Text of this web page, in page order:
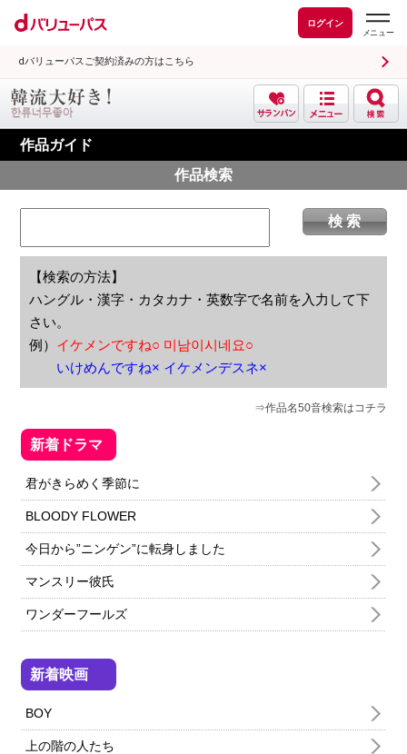
ログイン
dバリューパスご契約済みの方はこちら
作品ガイド
作品検索
【検索の方法】
ハングル・漢字・カタカナ・英数字で名前を入力して下
さい。
例） イケメンですね○ 미남이시네요○
いけめんですね× イケメンデスネ×
作品名50音検索はコチラ
新着ドラマ
君がきらめく季節に
BLOODY FLOWER
今日から”ニンゲン”に転身しました
マンスリー彼氏
ワンダーフールズ
新着映画
BOY
上の階の人たち